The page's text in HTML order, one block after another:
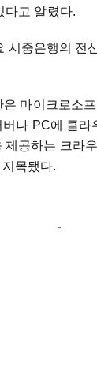
다고 알렸다.
시중은행의 전
마이크로소
나 PC에 클라
제공하는 크라
목됐다.